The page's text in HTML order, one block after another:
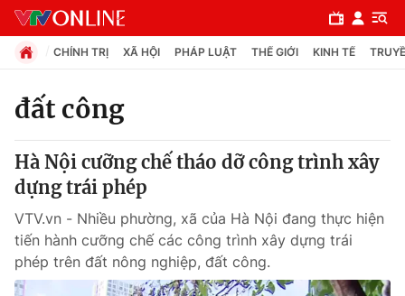
Chuyên mục
Chính trị
Xã hội
Pháp luật
CHÍNH TRỊ XÃ HỘI PHÁP LUẬT THẾ GIỚI KINH TẾ
đất công
Hà Nội cưỡng chế tháo dỡ công trình xây
dựng trái phép
VTV.vn - Nhiều phường, xã của Hà Nội đang thực hiện
tiến hành cưỡng chế các công trình xây dựng trái
phép trên đất nông nghiệp, đất công.